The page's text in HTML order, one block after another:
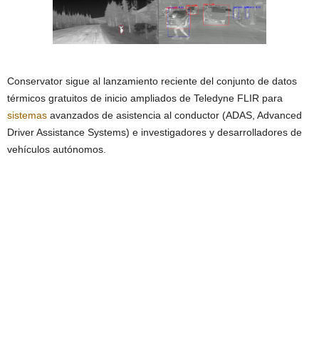
Conservator sigue al lanzamiento reciente del conjunto de datos
térmicos gratuitos de inicio ampliados de Teledyne FLIR para
sistemas avanzados de asistencia al conductor (ADAS, Advanced
Driver Assistance Systems) e investigadores y desarrolladores de
vehículos autónomos.